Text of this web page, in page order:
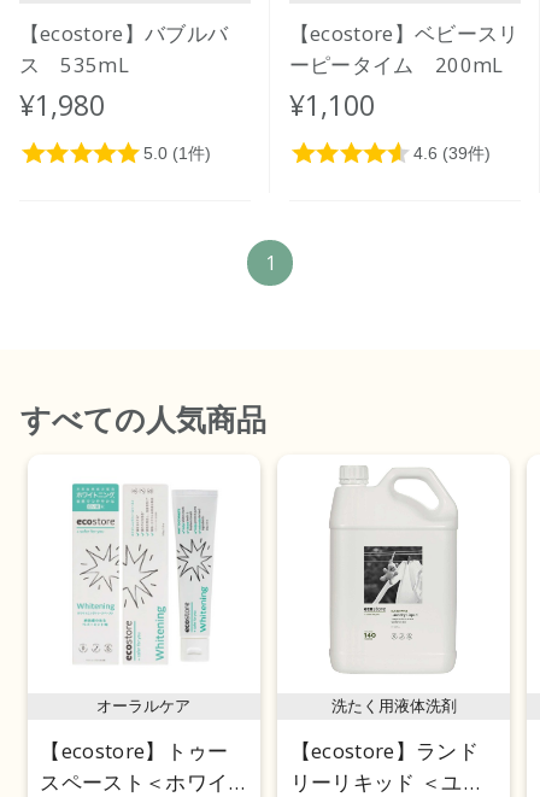
人気順
【ecostore】バブルバ
ス 535mL
¥1,980
【ecostore】ベビースリ
ーピータイム 200mL
¥1,100
1
すべての人気商品
オーラルケア
【ecostore】トゥー
スペースト＜ホワイ
洗たく用液体洗剤
【ecostore】ランド
リーリキッド ＜ユー